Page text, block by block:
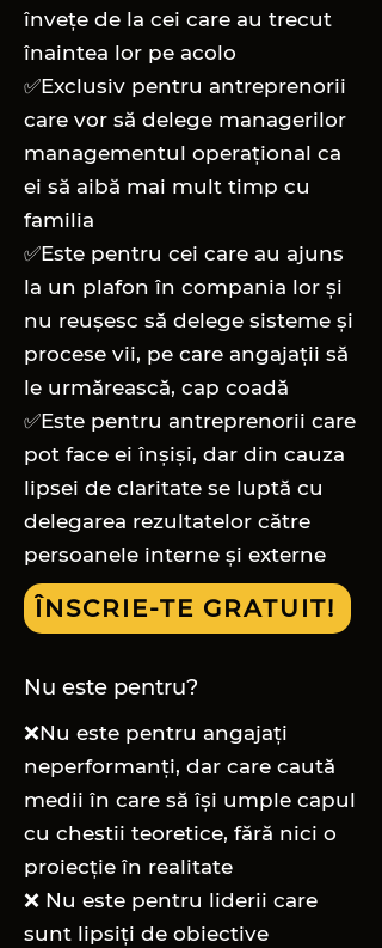
învețe de la cei care au trecut
înaintea lor pe acolo
✅Exclusiv pentru antreprenorii
care vor să delege managerilor
managementul operațional ca
ei să aibă mai mult timp cu
familia
✅Este pentru cei care au ajuns
la un plafon în compania lor și
nu reușesc să delege sisteme și
procese vii, pe care angajații să
le urmărească, cap coadă
✅Este pentru antreprenorii care
pot face ei înșiși, dar din cauza
lipsei de claritate se luptă cu
delegarea rezultatelor către
persoanele interne și externe
ÎNSCRIE-TE GRATUIT!
Nu este pentru?
❌Nu este pentru angajați
neperformanți, dar care caută
medii în care să își umple capul
cu chestii teoretice, fără nici o
proiecție în realitate
❌ Nu este pentru liderii care
sunt lipsiți de obiective